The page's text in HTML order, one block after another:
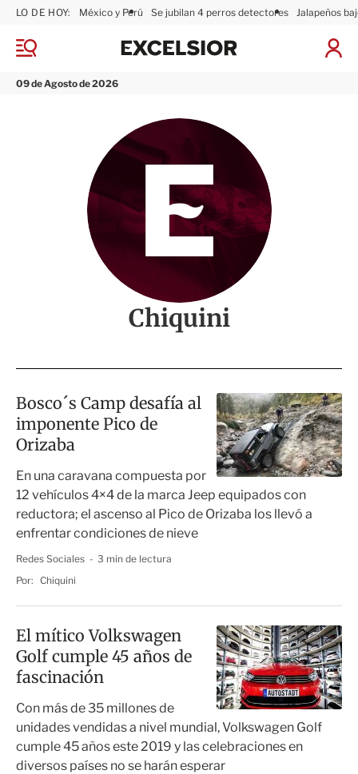
M
n
09 de Agosto de 2026
LO DE HOY: México y Perú Se jubilan 4 perros detectores Jalapeños
I
x
o
Chiquini
Bosco´s Camp desafía al
imponente Pico de
Orizaba
En una caravana compuesta por
12 vehículos 4×4 de la marca Jeep equipados con
reductora; el ascenso al Pico de Orizaba los llevó a
enfrentar condiciones de nieve
Redes Sociales
3 min de lectura
Por: Chiquini
El mítico Volkswagen
Golf cumple 45 años de
fascinación
Con más de 35 millones de
unidades vendidas a nivel mundial, Volkswagen Golf
cumple 45 años este 2019 y las celebraciones en
diversos países no se harán esperar